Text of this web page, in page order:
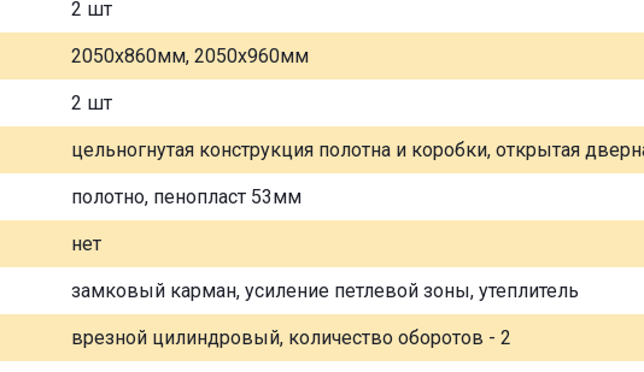
2 шт
2050х860мм, 2050х960мм
2 шт
цельногнутая конструкция полотна и коробки, открытая
полотно, пенопласт 53мм
нет
замковый карман, усиление петлевой зоны, утеплитель
врезной цилиндровый, количество оборотов - 2